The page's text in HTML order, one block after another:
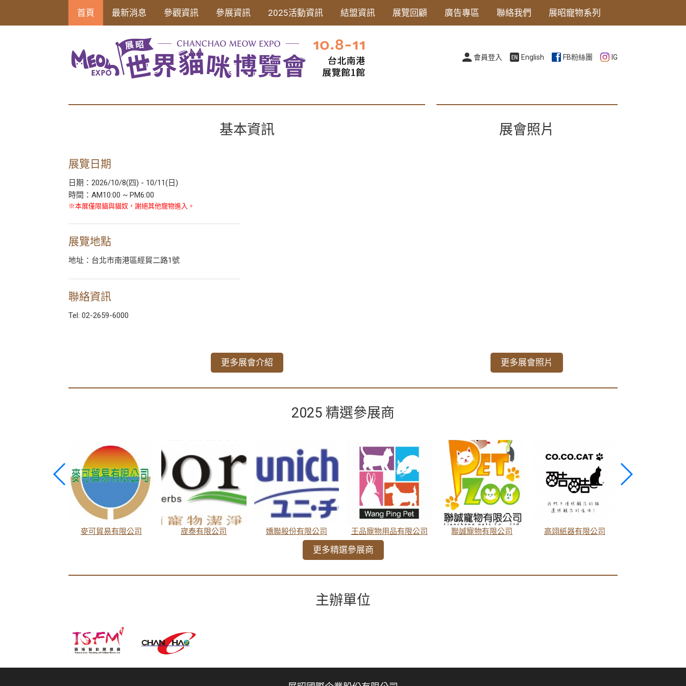
首頁 最新消息 參觀資訊 參展資訊 2025活動資訊 結盟資訊 展覽回顧 廣告專區 聯絡我們 展昭寵物系列
會員登入 English FB粉絲團 IG
基本資訊
展覽日期
日期：2026/10/8(四) - 10/11(日)
時間：AM10:00 ~ PM6:00
※本展僅限貓與貓奴，謝絕其他寵物進入。
展覽地點
地址：台北市南港區經貿二路1號
聯絡資訊
Tel: 02-2659-6000
更多展會介紹
展會照片
更多展會照片
2025 精選參展商
麥可貿易有限公司 宬泰有限公司 嬌聯股份有限公司 王品寵物用品有限公司 聯誠寵物有限公司 高翊紙器有限公司
更多精選參展商
主辦單位